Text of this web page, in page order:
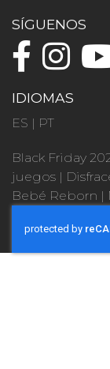
SÍGUENOS
IDIOMAS
ES | PT
Black Friday
juegos |
Bebé Reborn |